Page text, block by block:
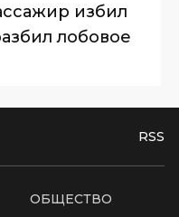
избил
лобовое
RSS
ОБЩЕСТВО